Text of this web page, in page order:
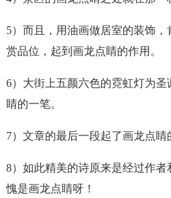
5）而且，用油画做居室的装饰
赏品位，起到 画龙点睛的作用。
6）大街上五颜六色的霓虹灯为圣
睛的一笔。
7）文章的最后一段起了画龙点睛
8）如此精美的诗原来是经过作
愧是画龙点睛呀！